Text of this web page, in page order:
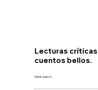
Lecturas
cuentos bellos.
Obiols Suari, N.